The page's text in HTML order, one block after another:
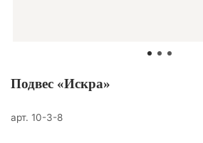
Подвес «Искра»
арт. 10-3-8